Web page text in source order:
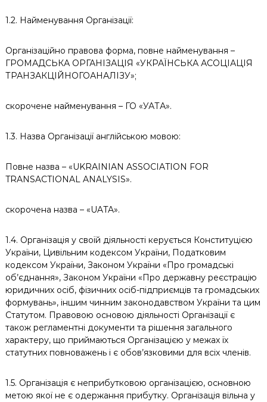
а
н
л
і
з
у
1.2. Найменування Організації:
Організаційно правова форма, повне найменування –
ГРОМАДСЬКА ОРГАНІЗАЦІЯ «УКРАЇНСЬКА АСОЦІАЦІЯ
ТРАНЗАКЦІЙНОГОАНАЛІЗУ»;
скорочене найменування – ГО «УАТА».
1.3. Назва Організації англійською мовою:
Повне назва – «UKRAINIAN ASSOCIATION FOR
TRANSACTIONAL ANALYSIS».
скорочена назва – «UATA».
1.4. Організація у своїй діяльності керується Конституцією
України, Цивільним кодексом України, Податковим
кодексом України, Законом України «Про громадські
об’єднання», Законом України «Про державну реєстрацію
юридичних осіб, фізичних осіб-підприємців та громадських
формувань», іншим чинним законодавством України та цим
Статутом. Правовою основою діяльності Організації є
також регламентні документи та рішення загального
характеру, що приймаються Організацією у межах їх
статутних повноважень і є обов’язковими для всіх членів.
1.5. Організація є неприбутковою організацією, основною
метою якої не є одержання прибутку. Організація вільна у